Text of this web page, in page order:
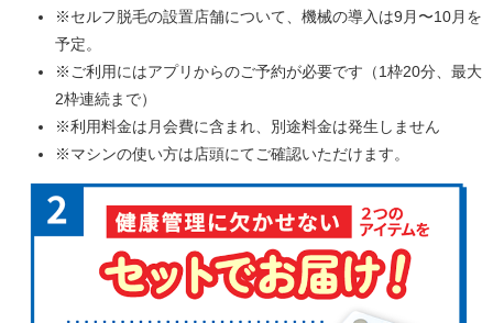
※セルフ脱毛の設置店舗について、機械の導入は9月〜10月を
予定。
※ご利用にはアプリからのご予約が必要です（1枠20分、最大
2枠連続まで）
※利用料金は月会費に含まれ、別途料金は発生しません
※マシンの使い方は店頭にてご確認いただけます。